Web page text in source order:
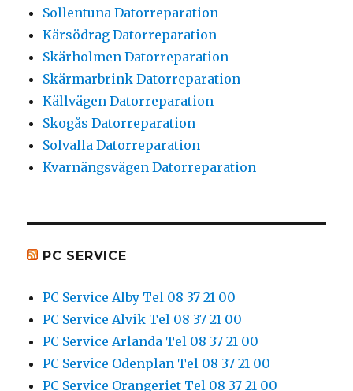
Sollentuna Datorreparation
Kärsödrag Datorreparation
Skärholmen Datorreparation
Skärmarbrink Datorreparation
Källvägen Datorreparation
Skogås Datorreparation
Solvalla Datorreparation
Kvarnängsvägen Datorreparation
PC SERVICE
PC Service Alby Tel 08 37 21 00
PC Service Alvik Tel 08 37 21 00
PC Service Arlanda Tel 08 37 21 00
PC Service Odenplan Tel 08 37 21 00
PC Service Orangeriet Tel 08 37 21 00